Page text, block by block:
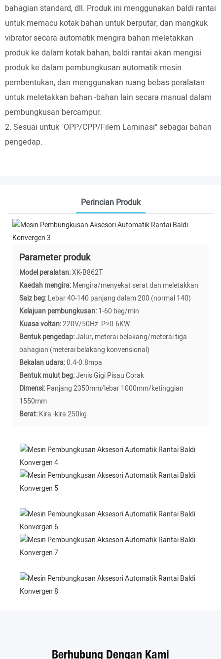
bahagian standard, dll. Produk ini menggunakan baldi rantai
untuk memacu kotak bahan untuk berputar, dan mangkuk
vibrator secara automatik mengira bahan meletakkan
produk ke dalam kotak bahan, baldi rantai akan mengisi
produk ke dalam pembungkusan automatik mesin
pembentukan, dan menggunakan ruang bebas peralatan
untuk meletakkan bahan -bahan lain secara manual dalam
pembungkusan bercampur.
2. Sesuai untuk "OPP/CPP/Filem Laminasi" sebagai bahan
pengedap.
Perincian Produk
Parameter produk
Model peralatan:XK-B862T
Kaedah mengira:Mengira/menyekat serat dan meletakkan
Saiz beg:Lebar 40-140 panjang dalam 200 (normal 140)
Kelajuan pembungkusan:1-60 beg/min
Kuasa voltan:220V/50Hz P≈0.6KW
Bentuk pengedap:Jalur, meterai belakang/meterai tiga
bahagian (meterai belakang konvensional)
Bekalan udara:0.4-0.8mpa
Bentuk mulut beg:Jenis Gigi Pisau Corak
Dimensi:Panjang 2350mm/lebar 1000mm/ketinggian
1550mm
Berat:Kira -kira 250kg
Berhubung Dengan Kami